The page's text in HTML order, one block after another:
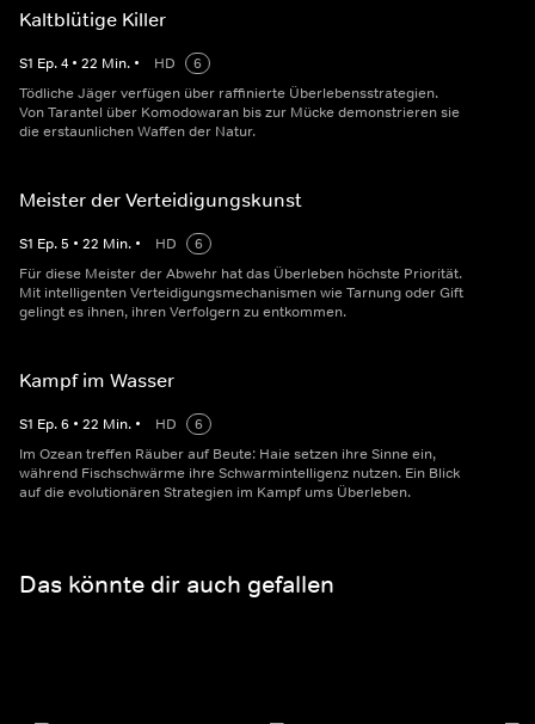
Kaltblütige Killer
S1 Ep.4 • 22 Min. • HD
6
Tödliche Jäger verfügen über raffinierte Überlebensstrategien.
Von Tarantel über Komodowaran bis zur Mücke demonstrieren sie
die erstaunlichen Waffen der Natur.
Meister der Verteidigungskunst
S1 Ep.5 • 22 Min. • HD
6
Für diese Meister der Abwehr hat das Überleben höchste Priorität.
Mit intelligenten Verteidigungsmechanismen wie Tarnung oder Gift
gelingt es ihnen, ihren Verfolgern zu entkommen.
Kampf im Wasser
S1 Ep.6 • 22 Min. • HD
6
Im Ozean treffen Räuber auf Beute: Haie setzen ihre Sinne ein,
während Fischschwärme ihre Schwarmintelligenz nutzen. Ein Blick
auf die evolutionären Strategien im Kampf ums Überleben.
Das könnte dir auch gefallen